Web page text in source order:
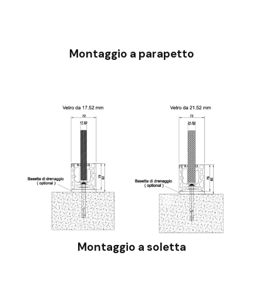
Montaggio a parapetto
Montaggio a soletta